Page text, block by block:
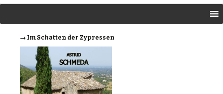
→ Im Schatten der Zypressen